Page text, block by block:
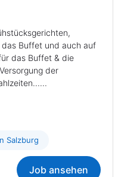
das Buffet und auch auf
das Buffet & die
der
Salzburg
Job ansehen